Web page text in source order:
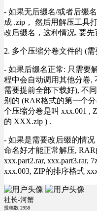
- 如果无后缀名/或者后缀
成 .zip， 然后用解压工具
改后缀名，这种情况, 要
2. 多个压缩分卷文件的 (
- 如果后缀名正常: 只需要
程中会自动调用其他分卷,
需要提前全部下载好), 不
别的 (RAR格式的第一个
个压缩分卷是叫 xxx.001 ,
的 XXX.zip ) .
- 如果是需要改后缀的情
命名好才能正常解压, RAR
xxx.part2.rar, xxx.part3.rar,
xxx.003, ZIP的排序格式
社长-河蟹
投稿数 2958